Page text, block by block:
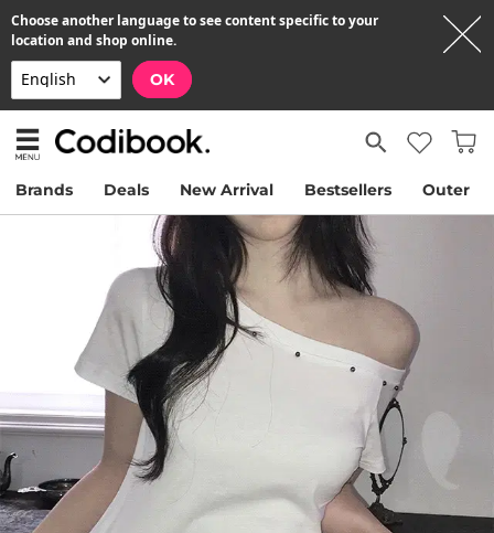
Choose another language to see content specific to your
location and shop online.
OK
Brands Deals New Arrival Bestsellers Outer